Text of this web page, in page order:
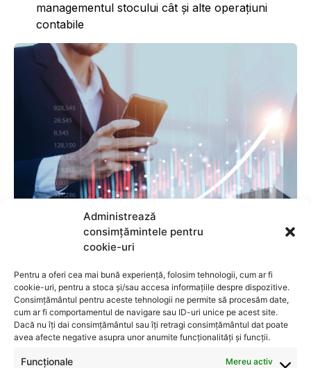
Administrează
consimțămintele pentru
cookie-uri
Pentru a oferi cea mai bună experiență, folosim tehnologii, cum ar fi
cookie-uri, pentru a stoca și/sau accesa informațiile despre dispozitive.
Consimțământul pentru aceste tehnologii ne permite să procesăm date,
cum ar fi comportamentul de navigare sau ID-uri unice pe acest site.
Dacă nu îți dai consimțământul sau îți retragi consimțământul dat poate
avea afecte negative asupra unor anumite funcționalități și funcții.
Funcționale Mereu activ
managementul stocului cât şi alte operaţiuni
contabile